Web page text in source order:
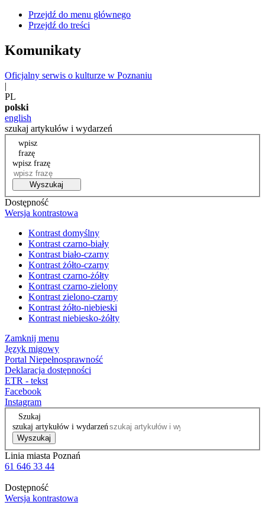
Przejdź do menu głównego
Przejdź do treści
Komunikaty
Oficjalny serwis o kulturze w Poznaniu
|
PL
polski
english
szukaj artykułów i wydarzeń
wpisz
frazę
wpisz frazę
Wyszukaj
Dostępność
Wersja kontrastowa
Kontrast domyślny
Kontrast czarno-biały
Kontrast biało-czarny
Kontrast żółto-czarny
Kontrast czarno-żółty
Kontrast czarno-zielony
Kontrast zielono-czarny
Kontrast żółto-niebieski
Kontrast niebiesko-żółty
Zamknij menu
Język migowy
Portal Niepełnosprawność
Deklaracja dostępności
ETR - tekst
Facebook
Instagram
Szukaj
szukaj artykułów i wydarzeń
Wyszukaj
Linia miasta Poznań
61 646 33 44
Dostępność
Wersja kontrastowa